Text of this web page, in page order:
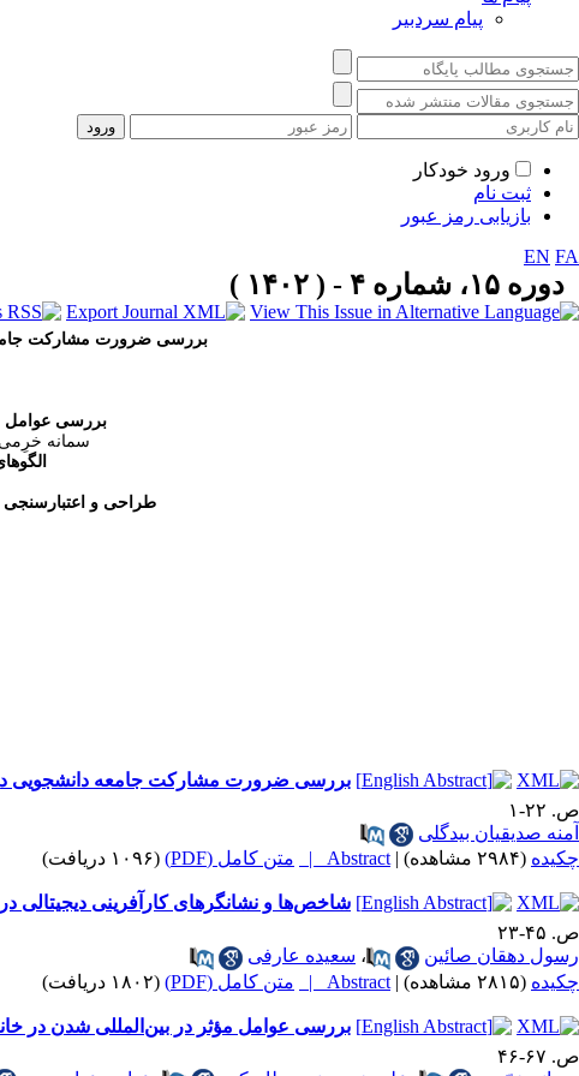
پیام سردبیر
ورود خودکار
ثبت نام
بازیابی رمز عبور
EN FA
دوره ۱۵، شماره ۴ - ( ۱۴۰۲ )
بررسی ضرورت مشارکت جامعه
بررسی عوامل
سمانه
طراحی و اعتبارسنجی
بررسی ضرورت مشارکت جامعه دانشجویی در
ص. ۲۲-۱
آمنه صدیقیان بیدگلی
چکیده (۲۹۸۴ مشاهده) |
Abstract | متن کامل (PDF) (۱۰۹۶ دریافت)
شاخص‌ها و نشانگرهای کارآفرینی دیجیتالی
ص. ۴۵-۲۳
رسول دهقان صائین
، سعیده عارفی
چکیده (۲۸۱۵ مشاهده) |
Abstract | متن کامل (PDF) (۱۸۰۲ دریافت)
بررسی عوامل مؤثر در بین‌المللی شدن در
ص. ۶۷-۴۶